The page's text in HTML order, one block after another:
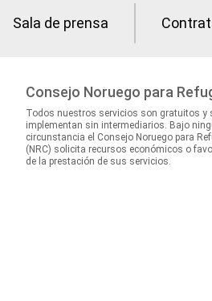
Sala de prensa
Consejo Noruego para
Todos nuestros servicios son gratuitos y
implementan sin intermediarios. Bajo
circunstancia el Consejo Noruego para
(NRC) solicita recursos económicos o
de la prestación de sus servicios.